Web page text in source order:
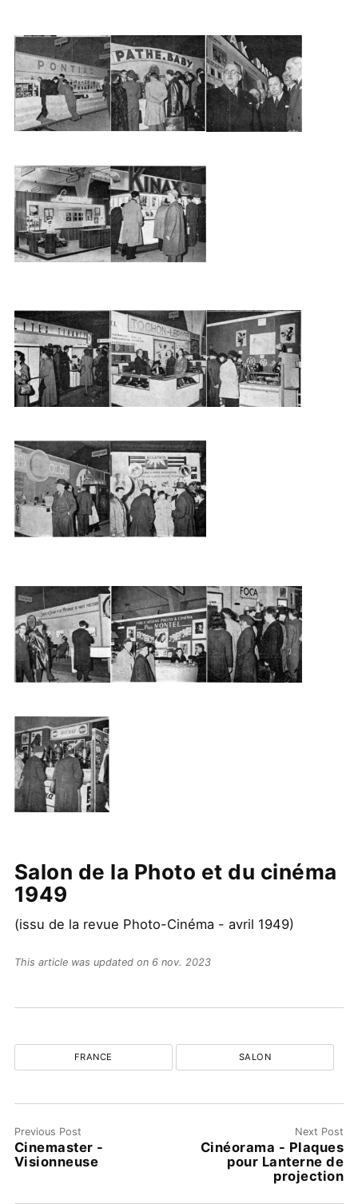
Salon de la Photo et du cinéma
1949
(issu de la revue Photo-Cinéma - avril 1949)
This article was updated on 6 nov. 2023
FRANCE SALON
Previous Post
Cinemaster -
Visionneuse
Next Post
Cinéorama - Plaques
pour Lanterne de
projection